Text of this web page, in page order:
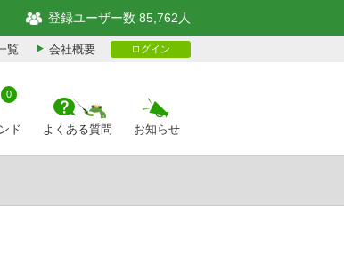
登録ユーザー数 85,762人
覧 会社概要 ログイン
ド
0
よくある質問 お知らせ